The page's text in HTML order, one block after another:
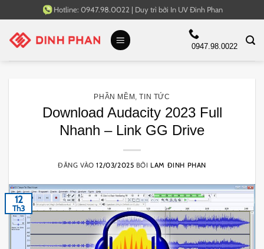
qua
nội
Hotline: 0947.98.0022 | Duy trì bởi In UV Đinh Phan
0947.98.0022
PHẦN MỀM ,TIN TỨC
Download Audacity 2023 Full
Nhanh – Link GG Drive
ĐĂNG VÀO12/03/2025 BỞI LAM ĐINH PHAN
12
Th3